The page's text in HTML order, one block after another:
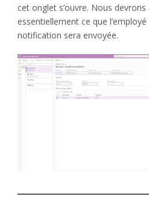
cet onglet s’ouvre. Nous
essentiellement ce que
notification sera envoyée.